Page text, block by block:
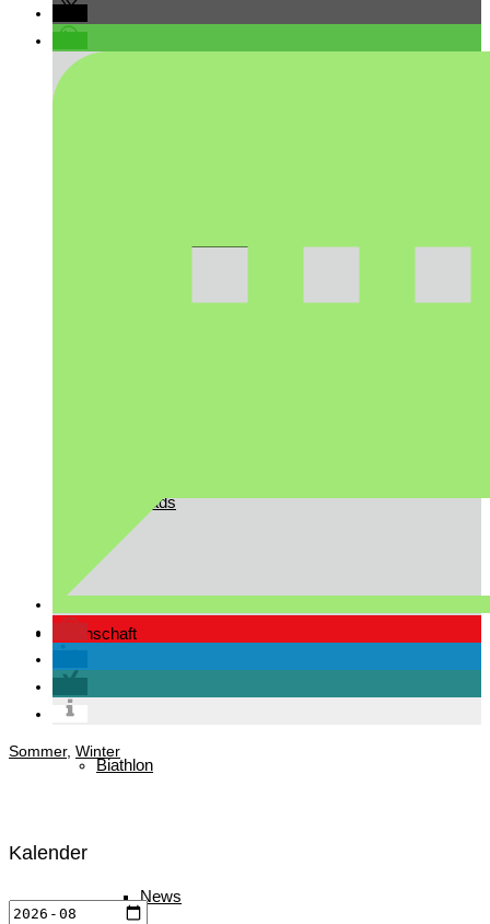
Downloads
Mannschaft
Biathlon
News
Sommer, Winter
Kalender